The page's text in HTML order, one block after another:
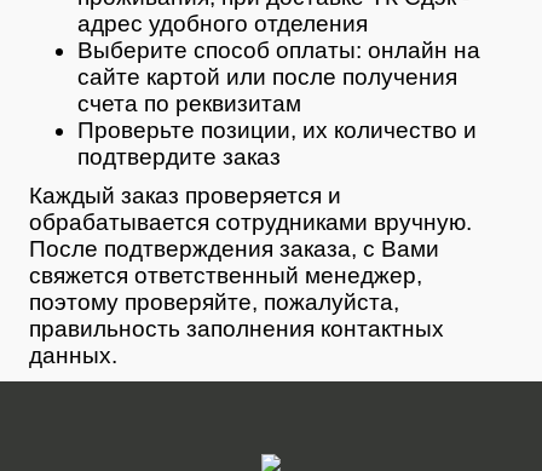
адрес удобного отделения
Выберите способ оплаты: онлайн на
сайте картой или после получения
счета по реквизитам
Проверьте позиции, их количество и
подтвердите заказ
Каждый заказ проверяется и
обрабатывается сотрудниками вручную.
После подтверждения заказа, с Вами
свяжется ответственный менеджер,
поэтому проверяйте, пожалуйста,
правильность заполнения контактных
данных.